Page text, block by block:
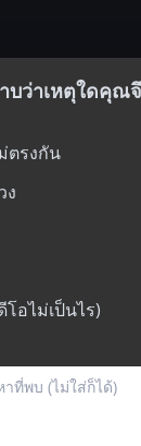
บว่าเหตุใดคุณ
ตรงกัน
ง
โอไม่เป็นไร)